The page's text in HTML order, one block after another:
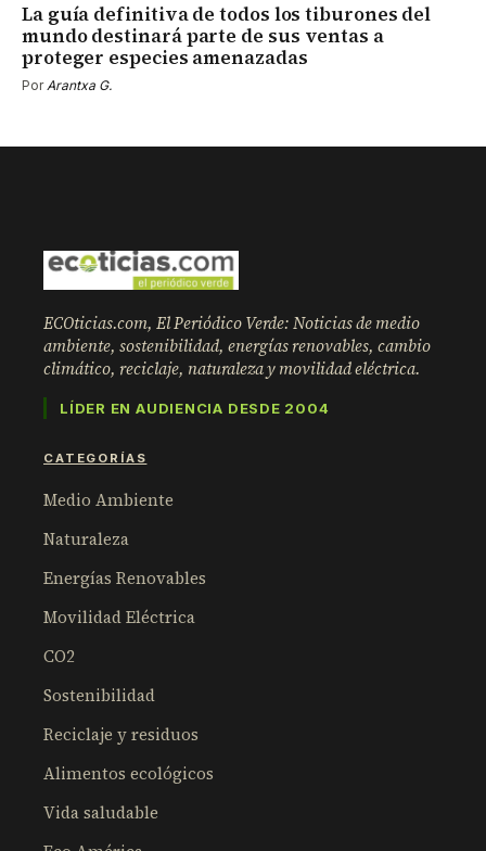
La guía definitiva de todos los tiburones del
mundo destinará parte de sus ventas a
proteger especies amenazadas
PorArantxa G.
ECOticias.com, El Periódico Verde: Noticias de medio
ambiente, sostenibilidad, energías renovables, cambio
climático, reciclaje, naturaleza y movilidad eléctrica.
LÍDER EN AUDIENCIA DESDE 2004
CATEGORÍAS
Medio Ambiente
Naturaleza
Energías Renovables
Movilidad Eléctrica
CO2
Sostenibilidad
Reciclaje y residuos
Alimentos ecológicos
Vida saludable